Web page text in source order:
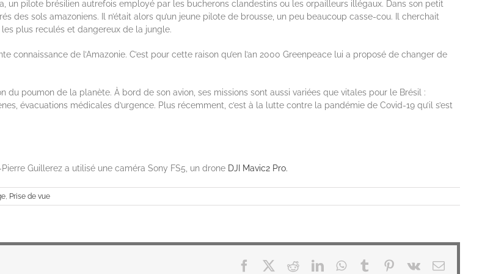
un pilote brésilien autrefois employé par les bucherons clandestins ou les orpailleurs illégaux. Dans son petit
des sols amazoniens. Il n’était alors qu’un jeune pilote de brousse, un peu beaucoup casse-cou. Il cherchait
plus reculés et dangereux de la jungle.
de l’Amazonie. C’est pour cette raison qu’en l’an 2000 Greenpeace lui a proposé de changer de
poumon de la planète. À bord de son avion, ses missions sont aussi variées que vitales pour le Brésil :
évacuations médicales d’urgence. Plus récemment, c’est à la lutte contre la pandémie de Covid-19 qu’il s’est
Guillerez a utilisé une caméra Sony FS5, un drone DJI Mavic2 Pro.
, Prise de vue
FacebookRedditLinkedInWhatsApp
TumblrPinterest
Vk Email